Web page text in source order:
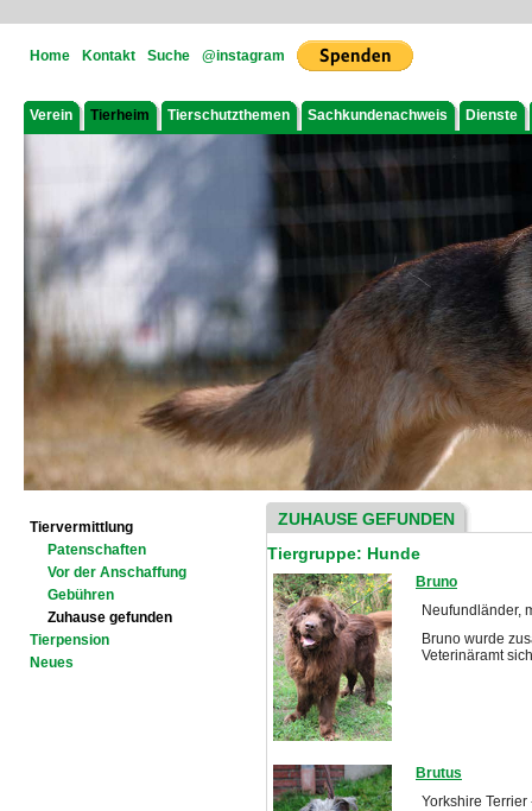
Home Kontakt Suche @instagram
Verein Tierheim Tierschutzthemen Sachkundenachweis Dienste
Tiervermittlung
Patenschaften
Vor der Anschaffung
Gebühren
Zuhause gefunden
Tierpension
Neues
ZUHAUSE GEFUNDEN
Tiergruppe: Hunde
Bruno
Neufundländer,
Bruno wurde
Veterinäramt
Brutus
Yorkshire